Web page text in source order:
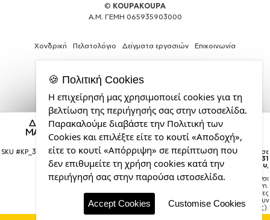
Δεν είμαι εγώ κακιά, Καπέλο Ενηλίκων Ultimate
ΜΑΥΡΟ, (100% ΒΑΜΒΑΚΕΡΟ DRILL, ΕΝΗΛΙΚΩΝ,
UNISEX, ONE SIZE)
SKU #KP_33936_cap-ultimate-black Η παραγγελία σας θα παραδοθεί σε
courier έως την Δευτέρα 31
Αυγούστου,
Σημείωση:Η παράδοση στο courier είναι
εκτιμώμενη.
1–3 εργάσιμες
ημέρες (ενδέχεται να υπάρξουν
καθυστερήσεις).
© KOUPAKOUPA
Α.Μ. ΓΕΜΗ 065935903000
Χονδρική Πελατολόγιο Δείγματα εργασιών Επικοινωνία
Expert
Web
Development
Services
από
την
CDL.gr
🍪 Πολιτική Cookies
Η επιχείρησή μας χρησιμοποιεί cookies για τη
βελτίωση της περιήγησής σας στην ιστοσελίδα.
Παρακαλούμε διαβάστε την Πολιτική των
Cookies και επιλέξτε είτε το κουτί «Αποδοχή»,
είτε το κουτί «Απόρριψη» σε περίπτωση που
δεν επιθυμείτε τη χρήση cookies κατά την
περιήγησή σας στην παρούσα ιστοσελίδα.
Accept Cookies Customise Cookies